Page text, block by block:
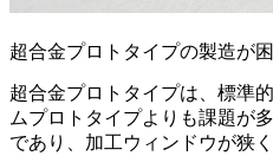
超合金プロトタイプの製造が
超合金プロトタイプは、標準
ムプロトタイプよりも課題が
であり、加工ウィンドウが狭